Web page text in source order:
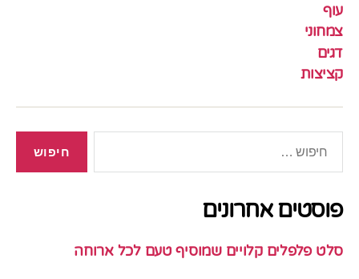
עוף
צמחוני
דגים
קציצות
פוסטים אחרונים
סלט פלפלים קלויים שמוסיף טעם לכל ארוחה